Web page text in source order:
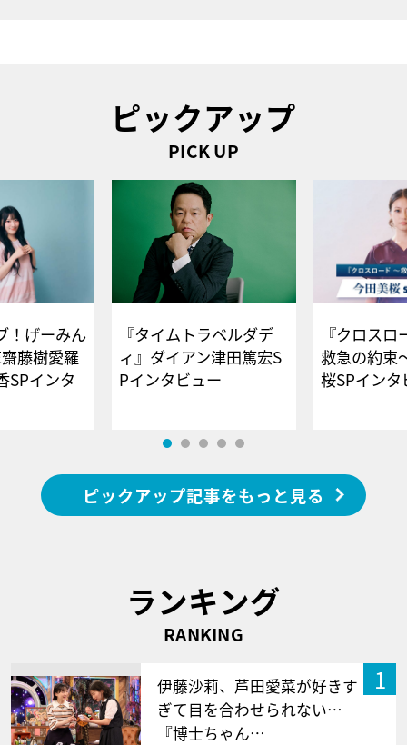
ピックアップ
PICK UP
！げーみん
藤樹愛羅
SPインタ
『タイムトラベルダデ
ィ』ダイアン津田篤宏S
Pインタビュー
『クロス
救急の約束
桜SPイ
ピックアップ記事をもっと見る
ランキング
RANKING
1
伊藤沙莉、芦田愛菜が好きす
ぎて目を合わせられない…
『博士ちゃん…